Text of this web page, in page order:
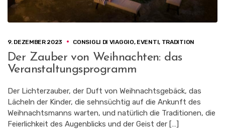
9. DEZEMBER 2023 CONSIGLI DI VIAGGIO, EVENTI, TRADITION
Der Zauber von Weihnachten: das
Veranstaltungsprogramm
Der Lichterzauber, der Duft von Weihnachtsgebäck, das
Lächeln der Kinder, die sehnsüchtig auf die Ankunft des
Weihnachtsmanns warten, und natürlich die Traditionen, die
Feierlichkeit des Augenblicks und der Geist der […]